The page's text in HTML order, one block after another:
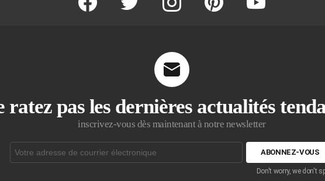
ratez pas les dernières actualités
inscrivez-vous dès maintenant à notre newsletter
de
courrier
Don't worry, we don't